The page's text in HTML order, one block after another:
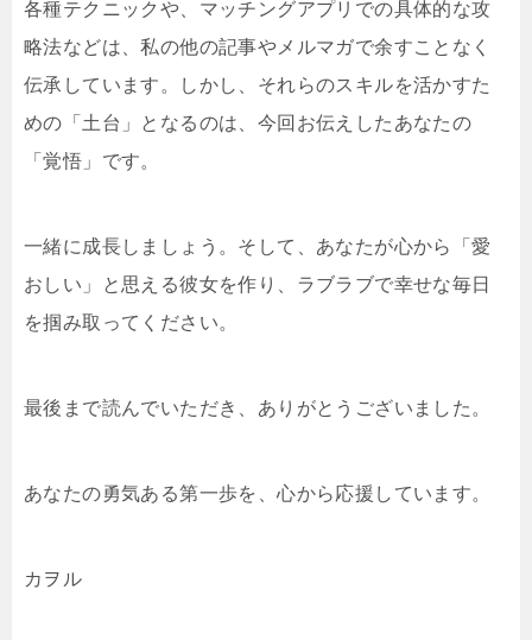
各種テクニックや、マッチングアプリでの具体的な攻
略法などは、私の他の記事やメルマガで余すことなく
伝承しています。しかし、それらのスキルを活かすた
めの「土台」となるのは、今回お伝えしたあなたの
「覚悟」です。
一緒に成長しましょう。そして、あなたが心から「愛
おしい」と思える彼女を作り、ラブラブで幸せな毎日
を掴み取ってください。
最後まで読んでいただき、ありがとうございました。
あなたの勇気ある第一歩を、心から応援しています。
カヲル